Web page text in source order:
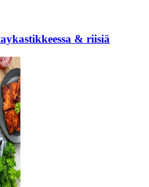
& riisiä